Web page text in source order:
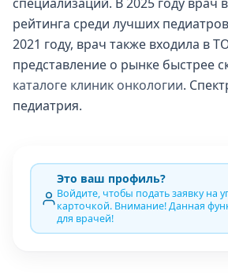
рейтинга среди лучших
2021 году, врач также входила в
представление о рынке быстрее
каталоге клиник онкологии.
педиатрия.
Это ваш профиль?
Войдите, чтобы подать заявку на
карточкой. Внимание! Данная
для врачей!